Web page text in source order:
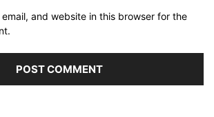
email, and website in this browser for the